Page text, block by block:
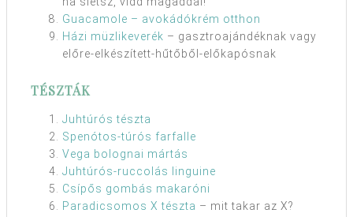
Guacamole – avokádókrém otthon
Házi müzlikeverék – gasztroajándéknak vagy
előre-elkészített-hűtőből-előkapósnak
TÉSZTÁK
Juhtúrós tészta
Spenótos-túrós farfalle
Vega bolognai mártás
Juhtúrós-ruccolás linguine
Csípős gombás makaróni
Paradicsomos X tészta – mit takar az X?